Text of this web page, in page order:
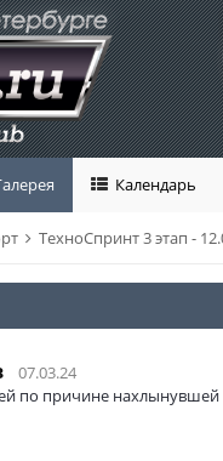
Календарь
ТехноСпринт 3 этап -
07.03.24
по причине